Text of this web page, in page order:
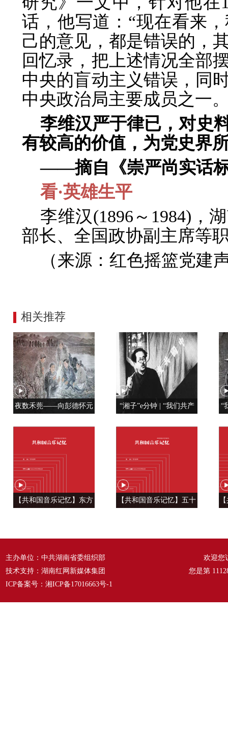
话，他写道：“现在看来
己的意见，都是错误的，
回忆录，把上述情况全部
中央的盲动主义错误，同
中央政治局主要成员之一
李维汉严于律已，对史
有较高的价值，为党史界
——摘自《崇严尚实话
看·英雄生平
李维汉(1896～1984)，
部长、全国政协副主席等
（来源：红色摇篮党建
相关推荐
夜数禾蔸——向彭德怀元
“湘子”e分钟 | “我们共产
“
【共和国音乐记忆】东方
【共和国音乐记忆】五十
主办单位：中共湖南省委组织部
技术支持：湖南红网新媒体集团
ICP备案号： 湘ICP备17016663号-1
欢迎您
您是第